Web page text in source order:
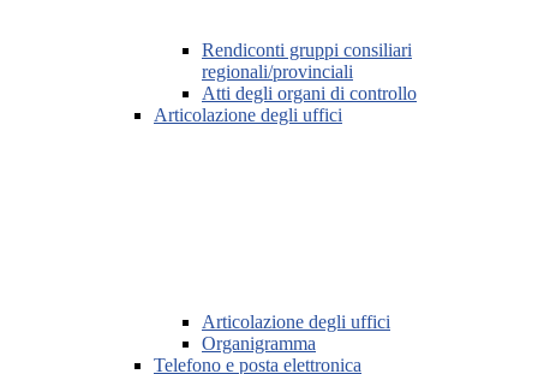
Rendiconti gruppi consiliari
regionali/provinciali
Atti degli organi di controllo
Articolazione degli uffici
Articolazione degli uffici
Organigramma
Telefono e posta elettronica